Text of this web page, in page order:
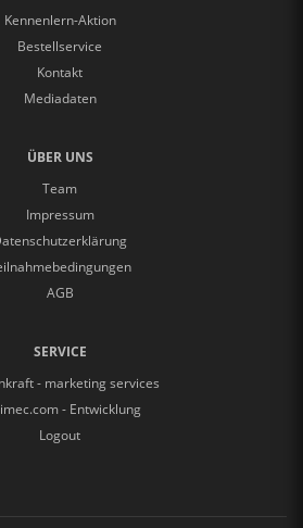
Kennenlern-Aktion
Bestellservice
Kontakt
Mediadaten
ÜBER UNS
Team
Impressum
AGB
SERVICE
- marketing services
- Entwicklung
Logout